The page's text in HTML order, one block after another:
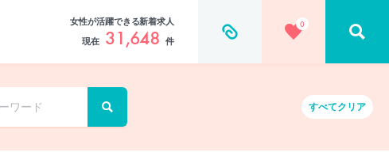
女性が活躍できる新着求人
現在 31,648 件
0
すべてクリア